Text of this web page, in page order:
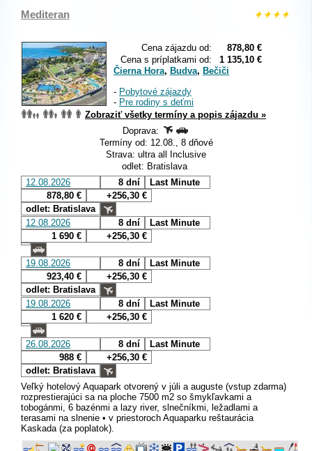
Mediteran
Cena zájazdu od:
878,80 €
Cena s príplatkami od:
1 135,10 €
Čierna Hora, Budva, Bečiči
- Pobytové zájazdy
- Pre rodiny s deťmi
Zobraziť všetky termíny a popis zájazdu »
Doprava:
Termíny od: 12.08., 8 dňové
Strava: ultra all Inclusive
odlet: Bratislava
12.08.2026
8 dní
Last Minute
878,80 €
+256,30 €
odlet: Bratislava
12.08.2026
8 dní
Last Minute
1 690 €
+256,30 €
19.08.2026 8 dní
Last Minute
923,40 €
+256,30 €
odlet: Bratislava
19.08.2026
8 dní
Last Minute
1 620 €
+256,30 €
26.08.2026 8 dní
Last Minute
988 €
+256,30 €
odlet: Bratislava
Veľký hotelový Aquapark otvorený v júli a auguste (vstup zdarma)
rozprestierajúci sa na ploche 7500 m2 so šmykľavkami a
tobogánmi, 6 bazénmi a lazy river, slnečníkmi, ležadlami a
terasami na slnenie • v priestoroch Aquaparku reštaurácia
Kaskada (za poplatok).